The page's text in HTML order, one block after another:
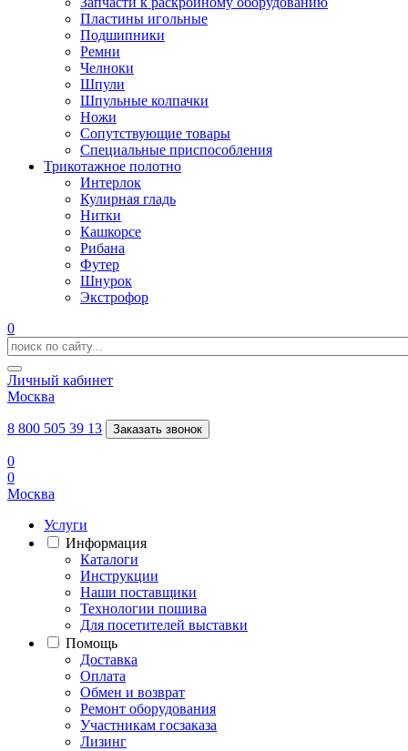
Пластины игольные
Подшипники
Ремни
Челноки
Шпули
Шпульные колпачки
Ножи
Сопутствующие товары
Специальные приспособления
Трикотажное полотно
Интерлок
Кулирная гладь
Нитки
Кашкорсе
Рибана
Футер
Шнурок
Экстрофор
0
Личный кабинет
Москва
8 800 505 39 13 Заказать звонок
0
0
Москва
Услуги
Информация
Каталоги
Инструкции
Наши поставщики
Технологии пошива
Для посетителей выставки
Помощь
Доставка
Оплата
Обмен и возврат
Ремонт оборудования
Участникам госзаказа
Лизинг